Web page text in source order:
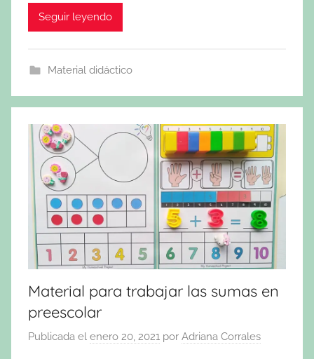
Seguir leyendo
Material didáctico
Material para trabajar las sumas en
preescolar
Publicada el enero 20, 2021 por Adriana Corrales